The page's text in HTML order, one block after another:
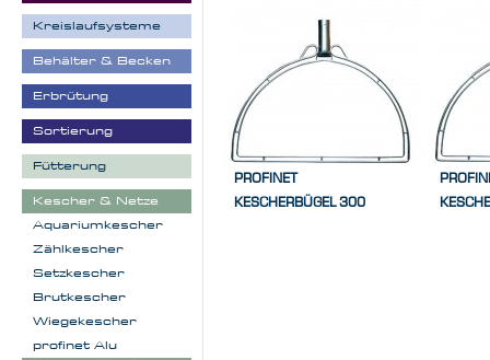
PROFINET
KESCHERBÜGEL 300
Kreislaufsysteme
Behälter & Becken
Erbrütung
Sortierung
Fütterung
Kescher & Netze
Aquariumkescher
Zählkescher
Setzkescher
Brutkescher
Wiegekescher
profinet Alu